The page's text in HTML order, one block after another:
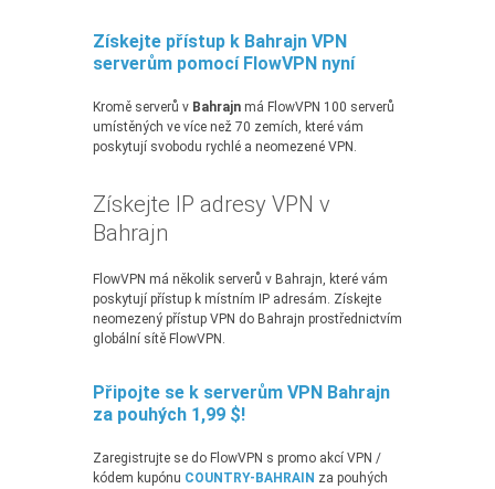
Získejte přístup k Bahrajn VPN
serverům pomocí FlowVPN nyní
Kromě serverů v Bahrajn má FlowVPN 100 serverů
umístěných ve více než 70 zemích, které vám
poskytují svobodu rychlé a neomezené VPN.
Získejte IP adresy VPN v
Bahrajn
FlowVPN má několik serverů v Bahrajn, které vám
poskytují přístup k místním IP adresám. Získejte
neomezený přístup VPN do Bahrajn prostřednictvím
globální sítě FlowVPN.
Připojte se k serverům VPN Bahrajn
za pouhých 1,99 $!
Zaregistrujte se do FlowVPN s promo akcí VPN /
kódem kupónu COUNTRY-BAHRAIN za pouhých